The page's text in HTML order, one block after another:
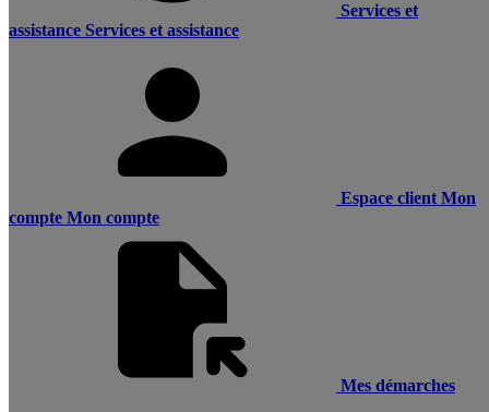
Services et
assistance Services et assistance
Espace client Mon
compte Mon compte
Mes démarches